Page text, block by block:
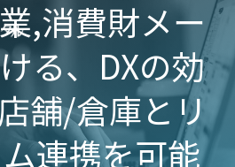
,消費財メー
る、DXの効
舗/倉庫とリ
連携を可能